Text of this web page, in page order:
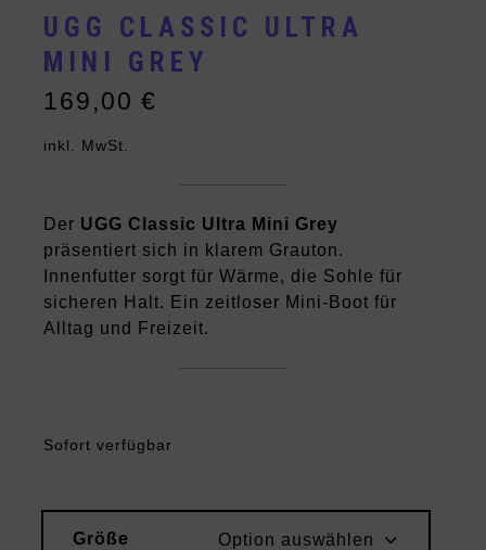
UGG CLASSIC ULTRA
MINI GREY
169,00€
inkl. MwSt.
Der UGG Classic Ultra Mini Grey
präsentiert sich in klarem Grauton.
Innenfutter sorgt für Wärme, die Sohle für
sicheren Halt. Ein zeitloser Mini-Boot für
Alltag und Freizeit.
Sofort verfügbar
Größe Option auswählen